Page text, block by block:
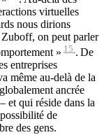
virtuelles
nous dirions
Zuboff, on peut parler
» 15.. De
entreprises
même au-delà de la
ancrée
et qui réside dans la
de
des gens.